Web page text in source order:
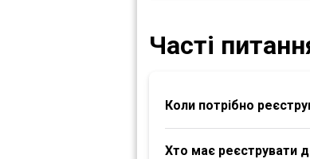
Часті
Коли потрібно
Хто має реєструвати